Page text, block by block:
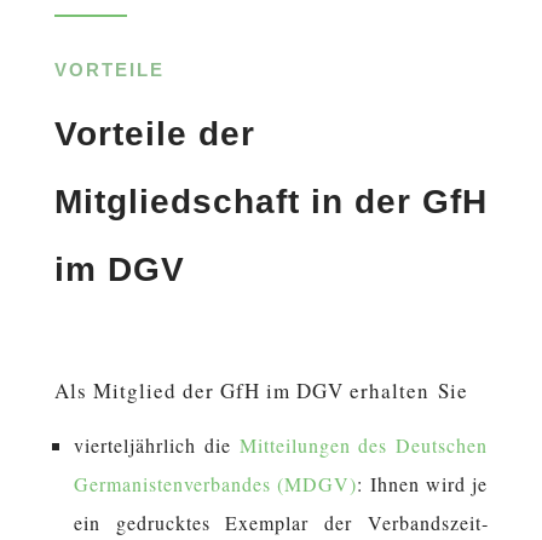
VORTEILE
Vorteile der
Mitgliedschaft in der GfH
im DGV
Als Mit­glied der GfH im DGV er­hal­ten Sie
vier­tel­jähr­lich die Mit­tei­lun­gen des Deutschen
Germanistenverbandes (MDGV): Ihnen wird je
ein ge­druck­tes Ex­em­plar der Ver­bands­zeit­